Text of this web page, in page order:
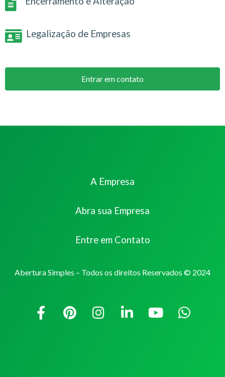
Legalização de Empresas
Entrar em contato
A Empresa
Abra sua Empresa
Entre em Contato
Abertura Simples – Todos os direitos Reservados © 2024